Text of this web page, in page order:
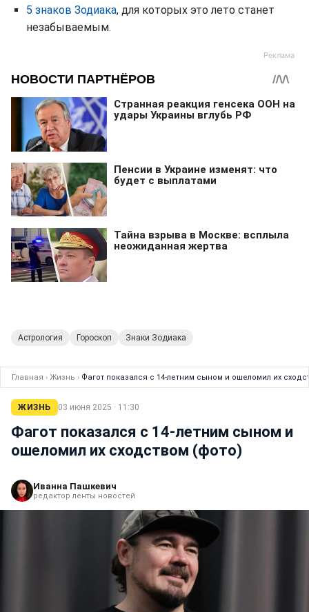
5 знаков Зодиака, для которых это лето станет
незабываемым.
Астрология Гороскоп Знаки Зодиака
Главная › Жизнь › Фагот показался с 14-летним сыном и ошеломил их
ЖИЗНЬ 03 июня 2025 · 11:30
Фагот показался с 14-летним сыном и
ошеломил их сходством (фото)
Иванна Пашкевич
редактор ленты новостей